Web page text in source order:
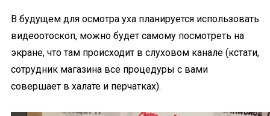
В будущем для осмотра уха планируется использовать
видеоотоскоп, можно будет самому посмотреть на
экране, что там происходит в слуховом канале (кстати,
сотрудник магазина все процедуры с вами
совершает в халате и перчатках).